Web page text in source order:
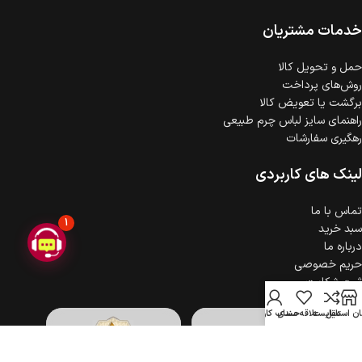
گارانتی معتبر برای تمامی محصولات ارائه می‌شود.خدمات مشتریان
حمل‌ و تحویل کالا
روش‌های پرداخت
برگشت یا تعویض کالا
راهنمای سایز لباس چرم طبیعی
رهگیری سفارشات
لینک های کاربردی
تماس با ما
سبد خرید
درباره ما
حریم خصوصی
ثبت شکایت
استایلمقایسهعلاقه مندی
حساب کاربری
1